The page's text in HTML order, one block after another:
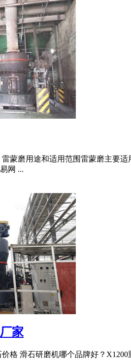
蒙磨用途和适用范围雷蒙磨主要
网 ...
家
格 滑石研磨机哪个品牌好？